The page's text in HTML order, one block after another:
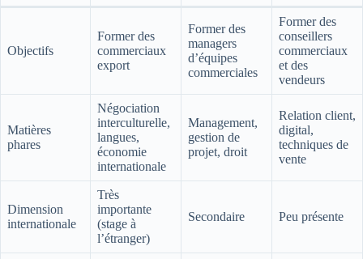
Objectifs
Former des
commerciaux
export
Former des
managers
d’équipes
commerciales
Former des
conseillers
commerciaux
et des
vendeurs
Matières
phares
Négociation
interculturelle,
langues,
économie
internationale
Management,
gestion de
projet, droit
Relation client,
digital,
techniques de
vente
Dimension
internationale
Très
importante
(stage à
l’étranger)
Secondaire Peu présente